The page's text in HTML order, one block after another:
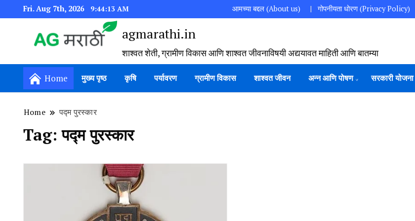
Fri. Aug 7th, 2026 9:44:14 AM आमच्या बद्दल (About us) गोपनीयता धोरण (Privacy Policy)
agmarathi.in
शाश्वत शेती, ग्रामीण विकास आणि शाश्वत जीवनाविषयी अद्ययावत माहिती आणि बातम्या
Home मुख्य पृष्ठ कृषि पर्यावरण ग्रामीण विकास शाश्वत जीवन अन्न आणि पोषण सरकारी योजना
Home पद्म पुरस्कार
Tag:पद्म पुरस्कार